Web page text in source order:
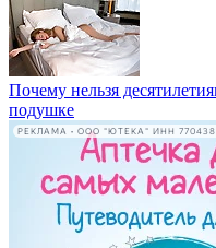
Почему нельзя
подушке
РЕКЛАМА • ООО "ЮТЕКА" ИНН